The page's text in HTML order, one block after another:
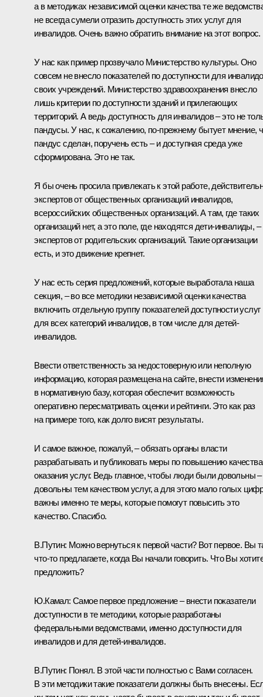
а в методиках независимой оценки качества те же
не всегда сумели отразить доступность этих услуг для
инвалидов. Очень важно обратить внимание на этот вопрос.
У нас как пример прозвучало Министерство культуры. Оно
совсем не внесло показателей по доступности для
своих учреждений. Министерство здравоохранения внесло
лишь критерии по доступности зданий и прилегающих
территорий. А ведь доступность для инвалидов – это не
пандусы. У нас, к сожалению, по‑прежнему бытует мнение,
пандус сделан, поручень есть – и доступная среда уже
сформирована. Это не так.
Я бы очень просила привлекать к этой работе,
экспертов от общественных организаций инвалидов,
всероссийских общественных организаций. А там, где таких
организаций нет, а это поле, где находятся дети-инвалиды, –
экспертов от родительских организаций. Такие организации
есть, и это движение крепнет.
У нас есть серия предложений, которые выработала наша
секция, – во все методики независимой оценки качества
включить отдельную группу показателей доступности услуг
для всех категорий инвалидов, в том числе для детей-
инвалидов.
Ввести ответственность за недостоверную или неполную
информацию, которая размещена на сайте, внести
в нормативную базу, которая обеспечит возможность
оперативно пересматривать оценки и рейтинги. Это как раз
на примере того, как долго висят результаты.
И самое важное, пожалуй, – обязать органы власти
разрабатывать и публиковать меры по повышению качества
оказания услуг. Ведь главное, чтобы люди были довольны –
довольны тем качеством услуг, а для этого мало голых
важны именно те меры, которые помогут повысить это
качество. Спасибо.
В.Путин: Можно вернуться к первой части? Вот первое. Вы
что‑то предлагаете, когда Вы начали говорить. Что Вы
предложить?
Ю.Камал: Самое первое предложение – внести показатели
доступности в те методики, которые разработаны
федеральными ведомствами, именно доступности для
инвалидов и для детей-инвалидов.
В.Путин: Понял. В этой части полностью с Вами согласен.
В эти методики такие показатели должны быть внесены.